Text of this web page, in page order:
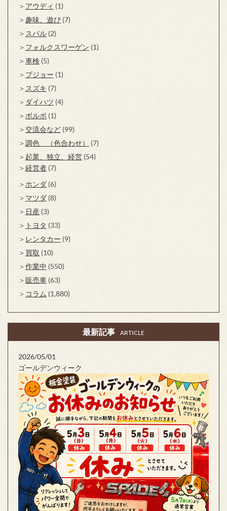
アウディ (1)
趣味、遊び (7)
スバル (2)
フォルクスワーゲン (1)
車検 (5)
プジョー (1)
スズキ (7)
ダイハツ (4)
ボルボ (1)
交流会など (99)
調色 （色合わせ）
(7)
起業、独立、経営 (54)
経営者 (7)
ホンダ (6)
マツダ (8)
日産 (3)
トヨタ (33)
レンタカー (9)
買取 (10)
作業中 (550)
販売車 (63)
コラム (1,880)
最新記事 ARTICLE
2026/05/01
ゴールデンウィーク